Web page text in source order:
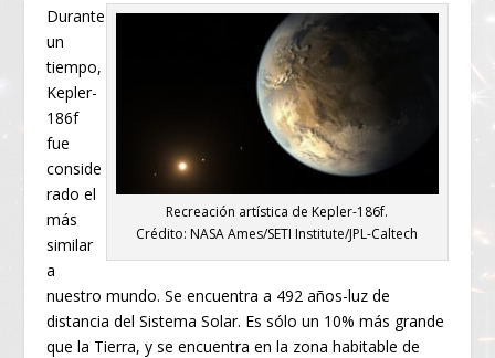
Recreación artística de Kepler-186f.
Crédito: NASA Ames/SETI Institute/JPL-Caltech
Durante
un
tiempo,
Kepler-
186f
fue
conside
rado el
más
similar
a
nuestro mundo. Se encuentra a 492 años-luz de
distancia del Sistema Solar. Es sólo un 10% más grande
que la Tierra, y se encuentra en la zona habitable de